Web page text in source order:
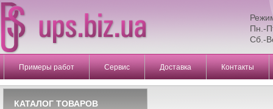
Пн.-
Сб.-
Примеры работ Сервис Доставка Контакты
КАТАЛОГ ТОВАРОВ